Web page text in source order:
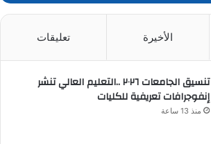
الأخيرة تعليقات
تنسيق الجامعات ٢٠٢٦ ..التعليم العالي تنشر
إنفوجرافات تعريفية للكليات
منذ 13 ساعة